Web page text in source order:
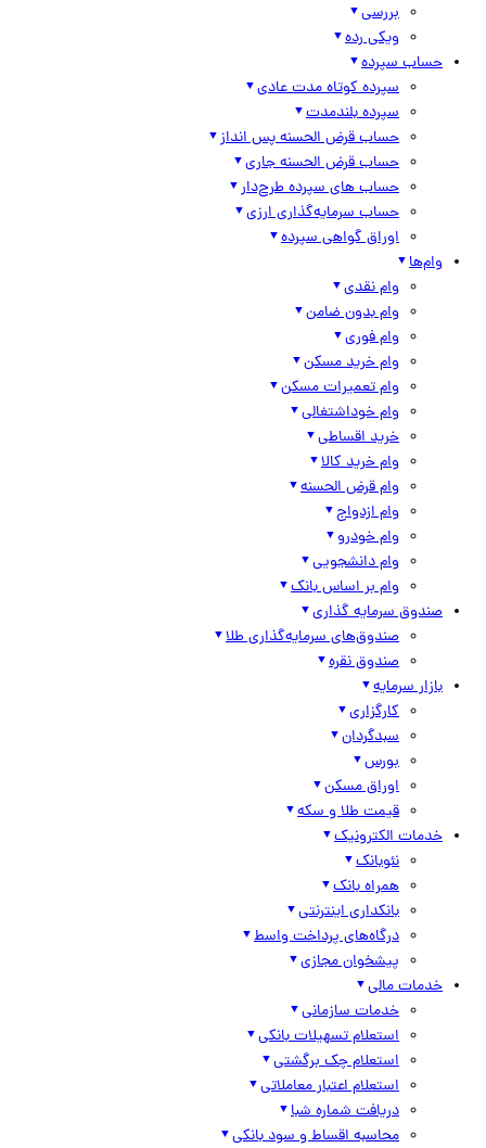
بررسی
ویکی رده
حساب سپرده
سپرده کوتاه مدت عادی
سپرده بلندمدت
حساب قرض الحسنه پس انداز
حساب قرض الحسنه جاری
حساب های سپرده طرح‌دار
حساب سرمایه‌گذاری ارزی
اوراق گواهی سپرده
وام‌ها
وام نقدی
وام بدون ضامن
وام فوری
وام خرید مسکن
وام تعمیرات مسکن
وام خوداشتغالی
خرید اقساطی
وام خرید کالا
وام قرض الحسنه
وام ازدواج
وام خودرو
وام دانشجویی
وام بر اساس بانک
صندوق سرمایه گذاری
صندوق‌های سرمایه‌گذاری طلا
صندوق نقره
بازار سرمایه
کارگزاری
سبدگردان
بورس
اوراق مسکن
قیمت طلا و سکه
خدمات الکترونیک
نئوبانک
همراه بانک
بانکداری اینترنتی
درگاه‌های پرداخت واسط
پیشخوان مجازی
خدمات مالی
خدمات سازمانی
استعلام تسهیلات بانکی
استعلام چک برگشتی
استعلام اعتبار معاملاتی
دریافت شماره شبا
محاسبه اقساط و سود بانکی